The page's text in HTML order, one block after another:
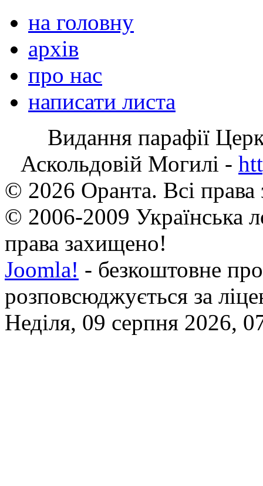
на головну
архів
про нас
написати листа
Видання парафії
Аскольдовій Могилі -
© 2026 Оранта. Всі
© 2006-2009 Українська
права захищено!
Joomla! - безкоштовне
розповсюджується за
Неділя, 09 серпня 2026,